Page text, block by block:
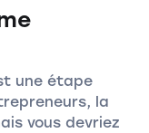
une étape
la
vous devriez